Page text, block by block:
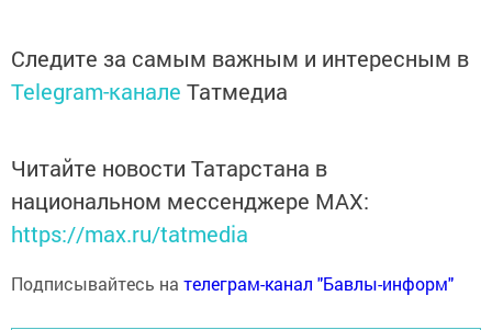
Следите за самым важным и интересным в
Telegram-канале Татмедиа
Читайте новости Татарстана в
национальном мессенджере MАХ:
https://max.ru/tatmedia
Подписывайтесь на телеграм-канал "Бавлы-информ"